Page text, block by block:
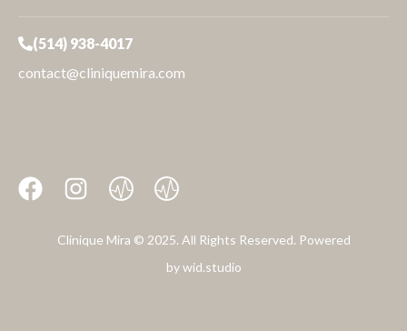
(514) 938-4017
contact@cliniquemira.com
Clinique Mira © 2025. All Rights Reserved. Powered
bywid.studio